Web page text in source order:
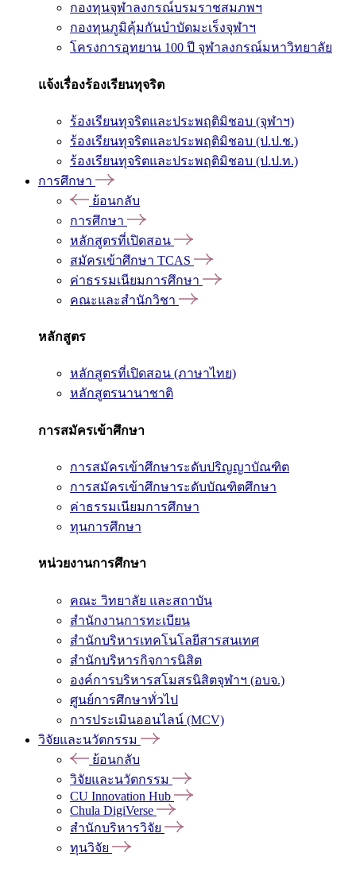
กองทุนจุฬาลงกรณ์บรมราชสมภพฯ
กองทุนภูมิคุ้มกันบำบัดมะเร็งจุฬาฯ
โครงการอุทยาน 100 ปี จุฬาลงกรณ์มหาวิทยาลัย
แจ้งเรื่องร้องเรียนทุจริต
ร้องเรียนทุจริตและประพฤติมิชอบ (จุฬาฯ)
ร้องเรียนทุจริตและประพฤติมิชอบ (ป.ป.ช.)
ร้องเรียนทุจริตและประพฤติมิชอบ (ป.ป.ท.)
การศึกษา
ย้อนกลับ
การศึกษา
หลักสูตรที่เปิดสอน
สมัครเข้าศึกษา TCAS
ค่าธรรมเนียมการศึกษา
คณะและสำนักวิชา
หลักสูตร
หลักสูตรที่เปิดสอน (ภาษาไทย)
หลักสูตรนานาชาติ
การสมัครเข้าศึกษา
การสมัครเข้าศึกษาระดับปริญญาบัณฑิต
การสมัครเข้าศึกษาระดับบัณฑิตศึกษา
ค่าธรรมเนียมการศึกษา
ทุนการศึกษา
หน่วยงานการศึกษา
คณะ วิทยาลัย และสถาบัน
สำนักงานการทะเบียน
สำนักบริหารเทคโนโลยีสารสนเทศ
สำนักบริหารกิจการนิสิต
องค์การบริหารสโมสรนิสิตจุฬาฯ (อบจ.)
ศูนย์การศึกษาทั่วไป
การประเมินออนไลน์ (MCV)
วิจัยและนวัตกรรม
ย้อนกลับ
วิจัยและนวัตกรรม
CU Innovation Hub
Chula DigiVerse
สำนักบริหารวิจัย
ทุนวิจัย